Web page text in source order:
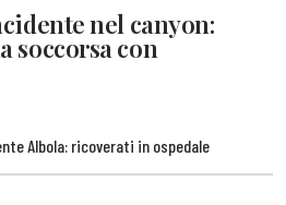
nel canyon:
soccorsa con
Albola: ricoverati in ospedale